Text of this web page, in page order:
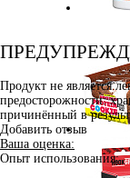
Продукт не является
предосторожности:
причинённый в
Добавить отзыв
Ваша оценка:
Опыт использования: